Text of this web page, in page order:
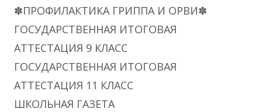
✽ПРОФИЛАКТИКА ГРИППА И ОРВИ✽
ГОСУДАРСТВЕННАЯ ИТОГОВАЯ
АТТЕСТАЦИЯ 9 КЛАСС
ГОСУДАРСТВЕННАЯ ИТОГОВАЯ
АТТЕСТАЦИЯ 11 КЛАСС
ШКОЛЬНАЯ ГАЗЕТА